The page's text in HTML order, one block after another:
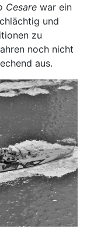
Cesare war ein
und
zu
noch nicht
aus.